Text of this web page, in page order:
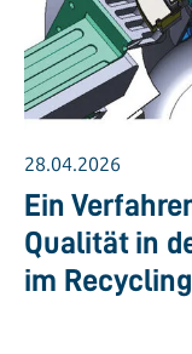
28.04.2026
Ein
Qualität in
im Recycling